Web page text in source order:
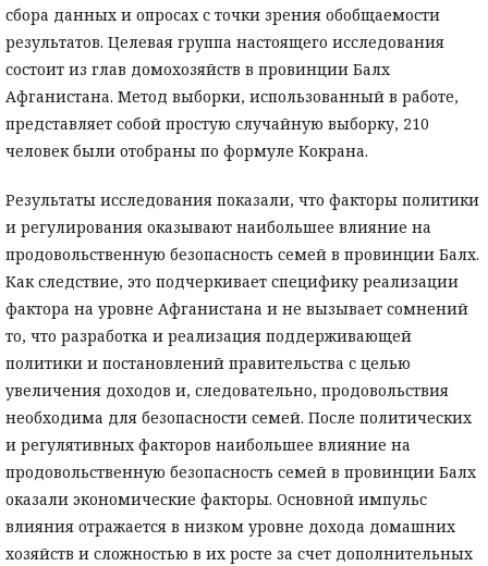
сбора данных и опросах с точки зрения обобщаемости
результатов. Целевая группа настоящего исследования
состоит из глав домохозяйств в провинции Балх
Афганистана. Метод выборки, использованный в работе,
представляет собой простую случайную выборку, 210
человек были отобраны по формуле Кокрана.
Результаты исследования показали, что факторы политики
и регулирования оказывают наибольшее влияние на
продовольственную безопасность семей в провинции Балх.
Как следствие, это подчеркивает специфику реализации
фактора на уровне Афганистана и не вызывает сомнений
то, что разработка и реализация поддерживающей
политики и постановлений правительства с целью
увеличения доходов и, следовательно, продовольствия
необходима для безопасности семей. После политических
и регулятивных факторов наибольшее влияние на
продовольственную безопасность семей в провинции Балх
оказали экономические факторы. Основной импульс
влияния отражается в низком уровне дохода домашних
хозяйств и сложностью в их росте за счет дополнительных